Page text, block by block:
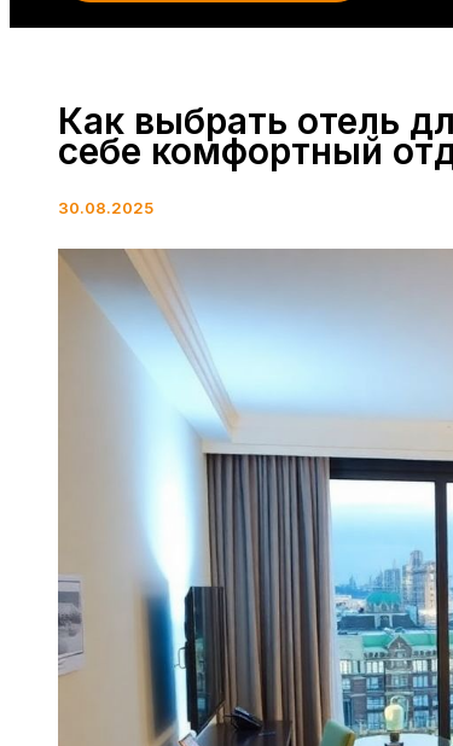
Как выбрать отель
себе комфортный
30.08.2025